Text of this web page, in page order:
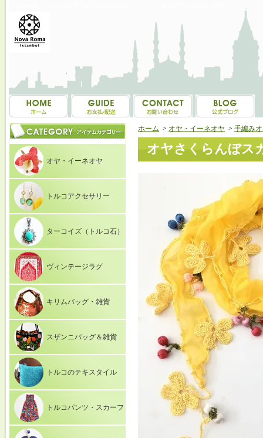
オヤ・イーネオヤ
トルコアクセサリー
ターコイズ（トルコ石）
ヴィンテージラグ
キリムバッグ・雑貨
スザンニバッグ＆雑貨
トルコのテキスタイル
トルコパンツ・スカーフ
ホーム > オヤ・イーネオヤ > 手編み
オヤさくらんぼス